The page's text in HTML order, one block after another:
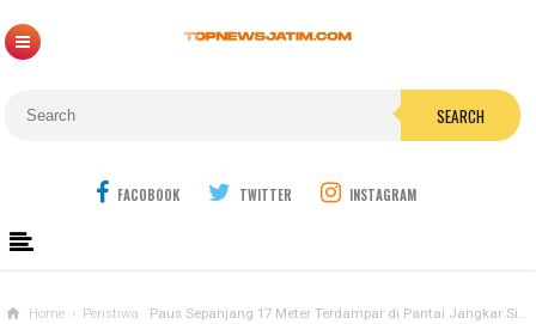
SEARCH
FACOBOOK TWITTER INSTAGRAM
Home › Peristiwa Paus Sepanjang 17 Meter Terdampar di Pantai Jangkar Situbondo